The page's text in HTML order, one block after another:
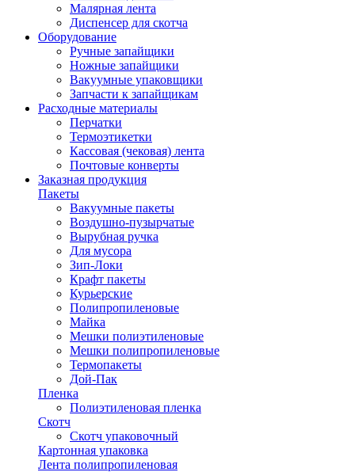
Малярная лента
Диспенсер для скотча
Оборудование
Ручные запайщики
Ножные запайщики
Вакуумные упаковщики
Запчасти к запайщикам
Расходные материалы
Перчатки
Термоэтикетки
Кассовая (чековая) лента
Почтовые конверты
Заказная продукция
Пакеты
Вакуумные пакеты
Воздушно-пузырчатые
Вырубная ручка
Для мусора
Зип-Локи
Крафт пакеты
Курьерские
Полипропиленовые
Майка
Мешки полиэтиленовые
Мешки полипропиленовые
Термопакеты
Дой-Пак
Пленка
Полиэтиленовая пленка
Скотч
Скотч упаковочный
Картонная упаковка
Лента полипропиленовая